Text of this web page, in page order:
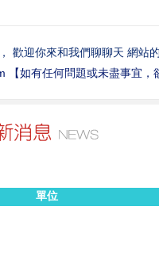
歡迎你來和我們聊聊天 網站
如有任何問題或未盡事宜，
單位